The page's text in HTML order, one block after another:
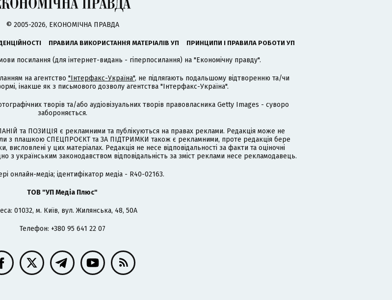
© 2005-2026, ЕКОНОМІЧНА ПРАВДА
ПРАВИЛА ВИКОРИСТАННЯ МАТЕРІАЛІВ УП ПРИНЦИПИ І ПРАВИЛА РОБОТИ УП
посилання (для інтернет-видань - гіперпосилання) на "Економічну правду".
на агентство "Інтерфакс-Україна", не підлягають подальшому відтворенню та/чи
інакше як з письмового дозволу агентства "Інтерфакс-Україна".
творів та/або аудіовізуальних творів правовласника Getty Images - суворо
забороняється.
та ПОЗИЦІЯ є рекламними та публікуються на правах реклами. Редакція може не
з плашкою СПЕЦПРОЄКТ та ЗА ПІДТРИМКИ також є рекламними, проте редакція бере
висловлені у цих матеріалах. Редакція не несе відповідальності за факти та оціночні
з українським законодавством відповідальність за зміст реклами несе рекламодавець.
онлайн-медіа; ідентифікатор медіа - R40-02163.
ТОВ "УП Медіа Плюс"
01032, м. Київ, вул. Жилянська, 48, 50А
Телефон: +380 95 641 22 07